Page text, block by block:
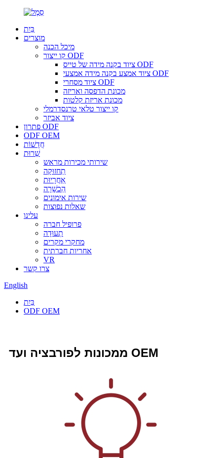
בַּיִת
מוצרים
מיכל הכנה
קו ייצור ODF
ציוד בקנה מידה של טייס ODF
ציוד אמצע בקנה מידה אמצעי ODF
ציוד מסחרי ODF
מכונת הדפסה ואריזה
מכונת אריזת קלטות
קו ייצור טלאי טרנסדרמלי
ציוד אביזר
פתרון ODF
ODF OEM
חֲדָשׁוֹת
שֵׁרוּת
שירותי מכירות מראש
תַחזוּקָה
אַחֲרָיוּת
הַכשָׁרָה
שירות אימונים
שאלות נפוצות
עלינו
פרופיל חברה
תְעוּדָה
מחקרי מקרים
אחריות חברתית
VR
צרו קשר
English
בַּיִת
ODF OEM
ממכונות לפורבציה ועד OEM